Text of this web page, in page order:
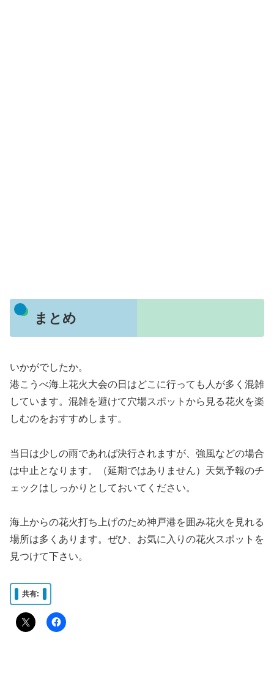
まとめ
いかがでしたか。
港こうべ海上花火大会の日はどこに行っても人が多く混雑
しています。混雑を避けて穴場スポットから見る花火を楽
しむのをおすすめします。
当日は少しの雨であれば決行されますが、強風などの場合
は中止となります。（延期ではありません）天気予報のチ
ェックはしっかりとしておいてください。
海上からの花火打ち上げのため神戸港を囲み花火を見れる
場所は多くあります。ぜひ、お気に入りの花火スポットを
見つけて下さい。
共有: